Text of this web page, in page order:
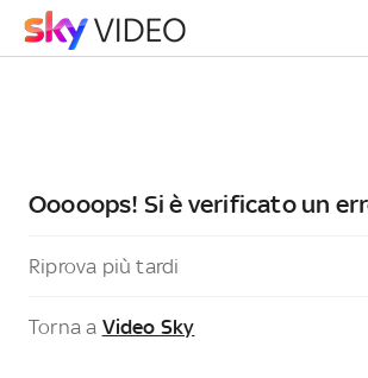
Ooooops! Si è verificato un
Riprova più tardi
Torna a Video Sky